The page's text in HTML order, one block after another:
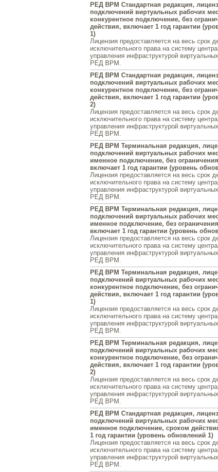
РЕД ВРМ Стандартная редакция,
подключений виртуальных рабочих
конкурентное подключение, без
действия, включает 1 год гарантии
1)
Лицензия предоставляется на весь срок
исключительного права на систему
управления инфраструктурой
РЕД ВРМ.
РЕД ВРМ Стандартная редакция,
подключений виртуальных рабочих
конкурентное подключение, без
действия, включает 1 год гарантии
2)
Лицензия предоставляется на весь срок
исключительного права на систему
управления инфраструктурой
РЕД ВРМ.
РЕД ВРМ Терминальная редакция,
подключений виртуальных рабочих
именное подключение, без
включает 1 год гарантии (уровень
Лицензия предоставляется на весь срок
исключительного права на систему
управления инфраструктурой
РЕД ВРМ.
РЕД ВРМ Терминальная редакция,
подключений виртуальных рабочих
именное подключение, без
включает 1 год гарантии (уровень
Лицензия предоставляется на весь срок
исключительного права на систему
управления инфраструктурой
РЕД ВРМ.
РЕД ВРМ Терминальная редакция,
подключений виртуальных рабочих
конкурентное подключение, без
действия, включает 1 год гарантии
1)
Лицензия предоставляется на весь срок
исключительного права на систему
управления инфраструктурой
РЕД ВРМ.
РЕД ВРМ Терминальная редакция,
подключений виртуальных рабочих
конкурентное подключение, без
действия, включает 1 год гарантии
2)
Лицензия предоставляется на весь срок
исключительного права на систему
управления инфраструктурой
РЕД ВРМ.
РЕД ВРМ Стандартная редакция,
подключений виртуальных рабочих
именное подключение, сроком
1 год гарантии (уровень обновлений 1)
Лицензия предоставляется на весь срок
исключительного права на систему
управления инфраструктурой
РЕД ВРМ.